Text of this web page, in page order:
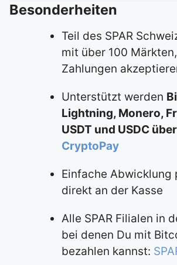
Besonderheiten
Teil des SPAR
mit über 100
Zahlungen
Unterstützt werden
Lightning, Monero,
USDT und USDC über
CryptoPay
Einfache Abwicklung
direkt an der Kasse
Alle SPAR Filialen in
bei denen Du mit
bezahlen kannst: